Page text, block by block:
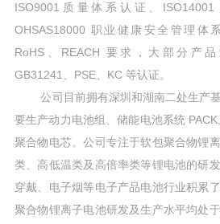
ISO9001质量体系认证、
OHSAS18000 职业健康安全管理体
RoHS、REACH 要求，大部分产
GB31241、PSE、KC 等认证。
公司目前拥有深圳和湖南二处生产基
要生产动力电池组、储能电池系统
聚合物电芯。公司专注于软包聚合物锂
类、高低温类及高倍率类等锂电池的研
穿戴、电子烟等电子产品电池行业积累
聚合物锂离子电池研发及生产水平均处